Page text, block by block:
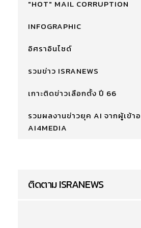
"HOT" MAIL CORRUPTION
INFOGRAPHIC
อิศราอินไซด์
รวมข่าว ISRANEWS
เกาะติดข่าวเลือกตั้ง ปี 66
รวมผลงานข่าวยุค AI จากผู้เข้
AI4MEDIA
ติดตาม ISRANEWS